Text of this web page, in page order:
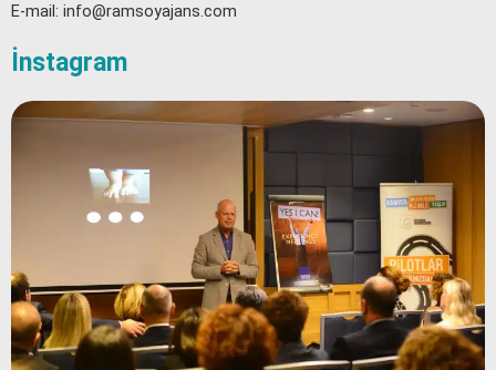
E-mail: info@ramsoyajans.com
İnstagram